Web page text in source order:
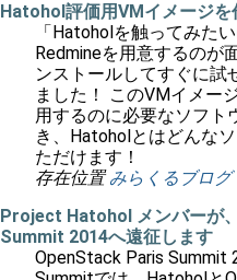
Hatohol評価用VMイメージを
「Hatoholを触ってみた
Redmineを用意するのが
ンストールしてすぐに試
ました！ このVMイメー
用するのに必要なソフト
き、Hatoholとはどんな
ただけます！
存在位置 みらくるブログ
Project Hatohol メンバーが
Summit 2014へ遠征します
OpenStack Paris Summit